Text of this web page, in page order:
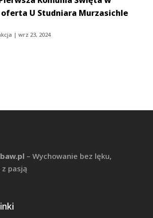
U Studniara Murzasichle
|wrz 23, 2024
– Wychowanie bez lęku,
pasją